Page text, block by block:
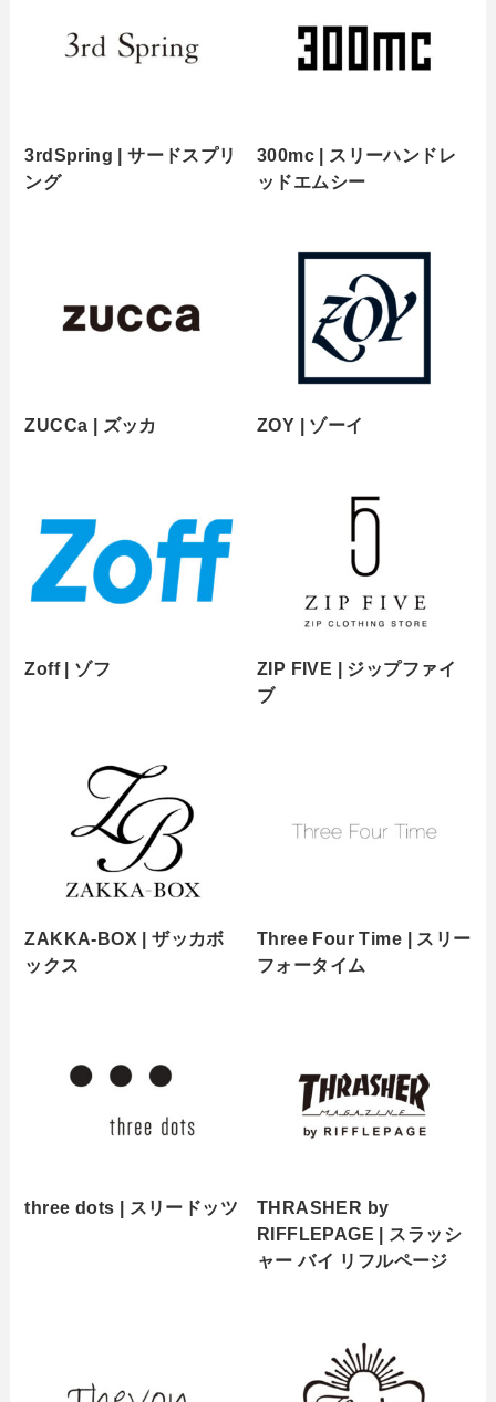
3rdSpring | サードスプリ
ング
300mc | スリーハンドレ
ッドエムシー
ZUCCa | ズッカ ZOY | ゾーイ
Zoff | ゾフ
ZIP FIVE | ジップファイ
ブ
ZAKKA-BOX | ザッカボ
ックス
Three Four Time | スリー
フォータイム
three dots | スリードッツ
THRASHER by
RIFFLEPAGE | スラッシ
ャー バイ リフルページ